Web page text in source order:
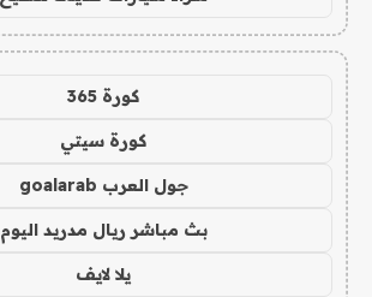
كورة 365
كورة سيتي
جول العرب goalarab
بث مباشر ريال مدريد اليوم
يلا لايف